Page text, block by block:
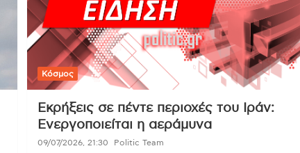
Κόσμος
Εκρήξεις σε πέντε περιοχές του Ιράν:
Ενεργοποιείται η αεράμυνα
09/07/2026, 21:30 Politic Team